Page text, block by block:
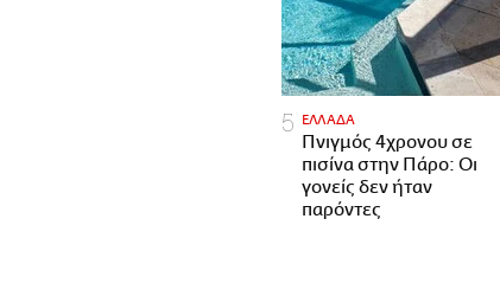
ΕΛΛΑΔΑ
Πνιγμός 4χρονου σε
πισίνα στην Πάρο: Οι
γονείς δεν ήταν
παρόντες